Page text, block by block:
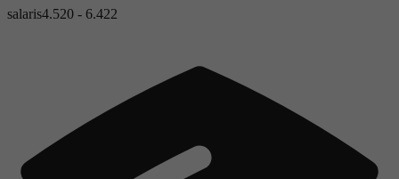
salaris4.520 - 6.422